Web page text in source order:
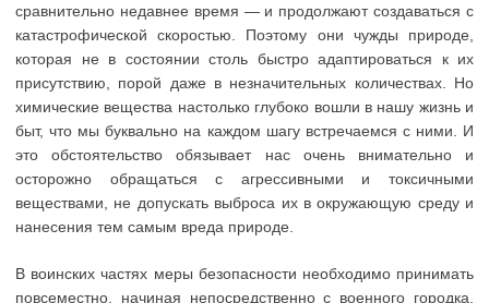
сравнительно недавнее время — и продолжают создаваться с
катастрофической скоростью. Поэтому они чужды природе,
которая не в состоянии столь быстро адаптироваться к их
присутствию, порой даже в незначительных количествах. Но
химические вещества настолько глубоко вошли в нашу жизнь и
быт, что мы буквально на каждом шагу встречаемся с ними. И
это обстоятельство обязывает нас очень внимательно и
осторожно обращаться с агрессивными и токсичными
веществами, не допускать выброса их в окружающую среду и
нанесения тем самым вреда природе.
В воинских частях меры безопасности необходимо принимать
повсеместно, начиная непосредственно с военного городка,